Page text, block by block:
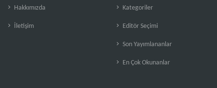
Hakkımızda
İletişim
Kategoriler
Editör Seçimi
Son Yayımlananlar
En Çok Okunanlar